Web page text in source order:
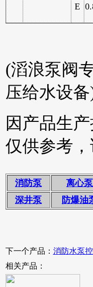
E
(滔浪泵阀
压给水设
因产品生
仅供参考
消防泵
离心泵
深井泵
防爆油
下一个产品： 消防水泵
相关产品：